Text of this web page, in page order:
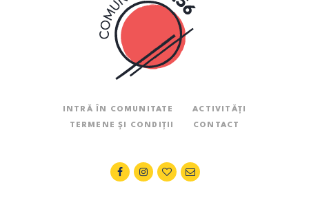
INTRĂ ÎN COMUNITATE ACTIVITĂȚI
TERMENE ȘI CONDIȚII CONTACT